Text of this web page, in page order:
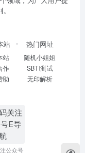
站
站
作
助
热门网址
随机小姐姐
SBTI测试
无印解析
公众号